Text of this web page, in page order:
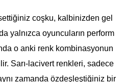
coşku, kalbinizden gel
yalnızca oyuncuların perform
o anki renk kombinasyonun
Sarı-lacivert renkleri, sadece
zamanda özdeşleştiğiniz bir